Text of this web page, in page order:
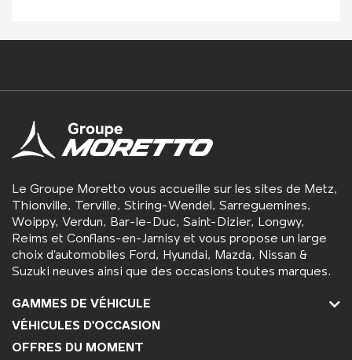
Le Groupe Moretto vous accueille sur les sites de Metz,
Thionville, Terville, Stiring-Wendel, Sarreguemines,
Woippy, Verdun, Bar-le-Duc, Saint-Dizier, Longwy,
Reims et Conflans-en-Jarnisy et vous propose un large
choix d’automobiles Ford, Hyundai, Mazda, Nissan &
Suzuki neuves ainsi que des occasions toutes marques.
GAMMES DE VÉHICULE
VÉHICULES D'OCCASION
OFFRES DU MOMENT